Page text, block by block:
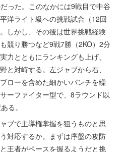
った。このなかには9戦目で中谷
洋ライト級への挑戦試合（12回
しかし、その後は世界挑戦経験
競り勝つなど9戦7勝（2KO）2分
力とともにランキングも上げ、
と対峙する。左ジャブから右、
ローを含めた細かいパンチを繰
ーファイター型で、8ラウンド以
る。
ブで主導権掌握を狙うものと思
対応するか。まずは序盤の攻防
王者がペースを握るようだと挑